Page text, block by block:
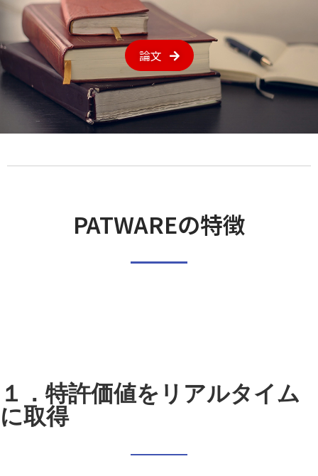
論文
PATWAREの特徴
１．特許価値を リアルタイム
に取得